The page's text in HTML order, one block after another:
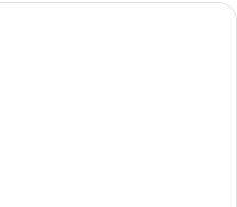
Uma sala de estar e cozinha